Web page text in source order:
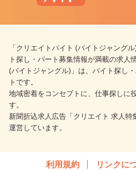
「クリエイトバイト (バイトジャング
ト探し・パート募集情報が満載の求人
(バイトジャングル)」は、バイト探し
トです。
地域密着をコンセプトに、仕事探しに
す。
新聞折込求人広告「クリエイト 求人
運営しています。
利用規約 リンクに